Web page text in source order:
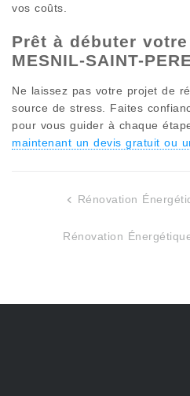
vos coûts.
Prêt à débuter
MESNIL-SAINT-
Ne laissez pas votre projet de
source de stress. Faites
pour vous guider à chaque
maintenant un devis gratuit ou
Rénovation
Rénovation